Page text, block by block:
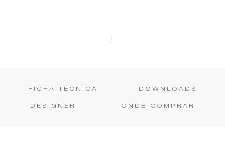
|
FICHA TÉCNICA DOWNLOADS
DESIGNER ONDE COMPRAR